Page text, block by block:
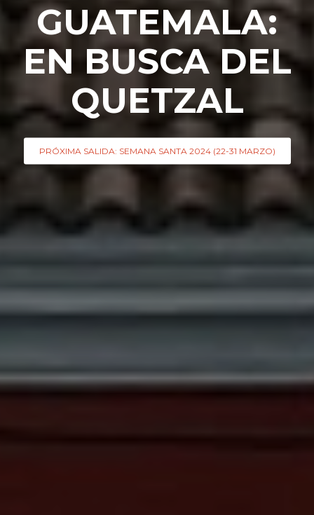
GUATEMALA:
EN BUSCA DEL
QUETZAL
PRÓXIMA SALIDA: SEMANA SANTA 2024 (22-31 MARZO)